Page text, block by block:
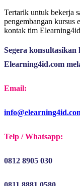
Tertarik untuk bekerja
pengembangan kursus
kontak tim
Segera
Elearning4id.com
Email:
Telp / Whatsapp:
0812 8905 030